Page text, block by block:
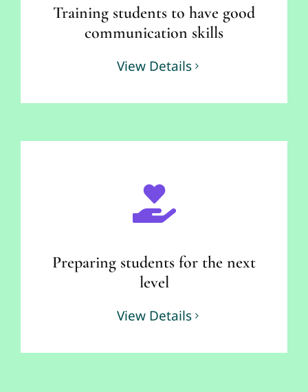
Training students to have good
communication skills
View Details
Preparing students for the next
level
View Details